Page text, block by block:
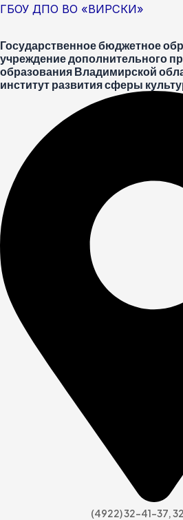
Перейти
содержимому
ГБОУ ДПО ВО «ВИРСКИ»
Государственное бюджетное
учреждение дополнительного
образования Владимирской
институт развития сферы
(4922) 32-41-37,
Меню
Post